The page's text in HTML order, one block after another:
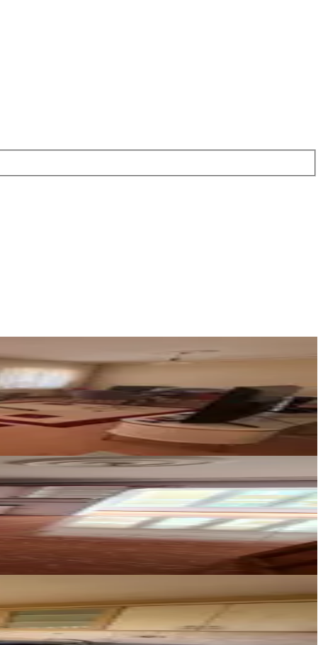
Ara
CAKARTA
Ara
Eymen Yapı & Gayrimenkul Dursun Ölçek